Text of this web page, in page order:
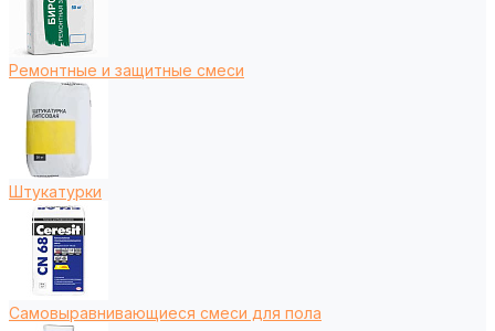
Ремонтные и защитные смеси
Штукатурки
Самовыравнивающиеся смеси для пола